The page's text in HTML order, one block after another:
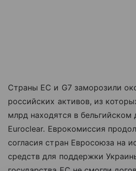
Страны ЕС и G7 заморозили
российских активов, из
млрд находятся в бельгийском
Euroclear. Еврокомиссия
согласия стран Евросоюза на
средств для поддержки